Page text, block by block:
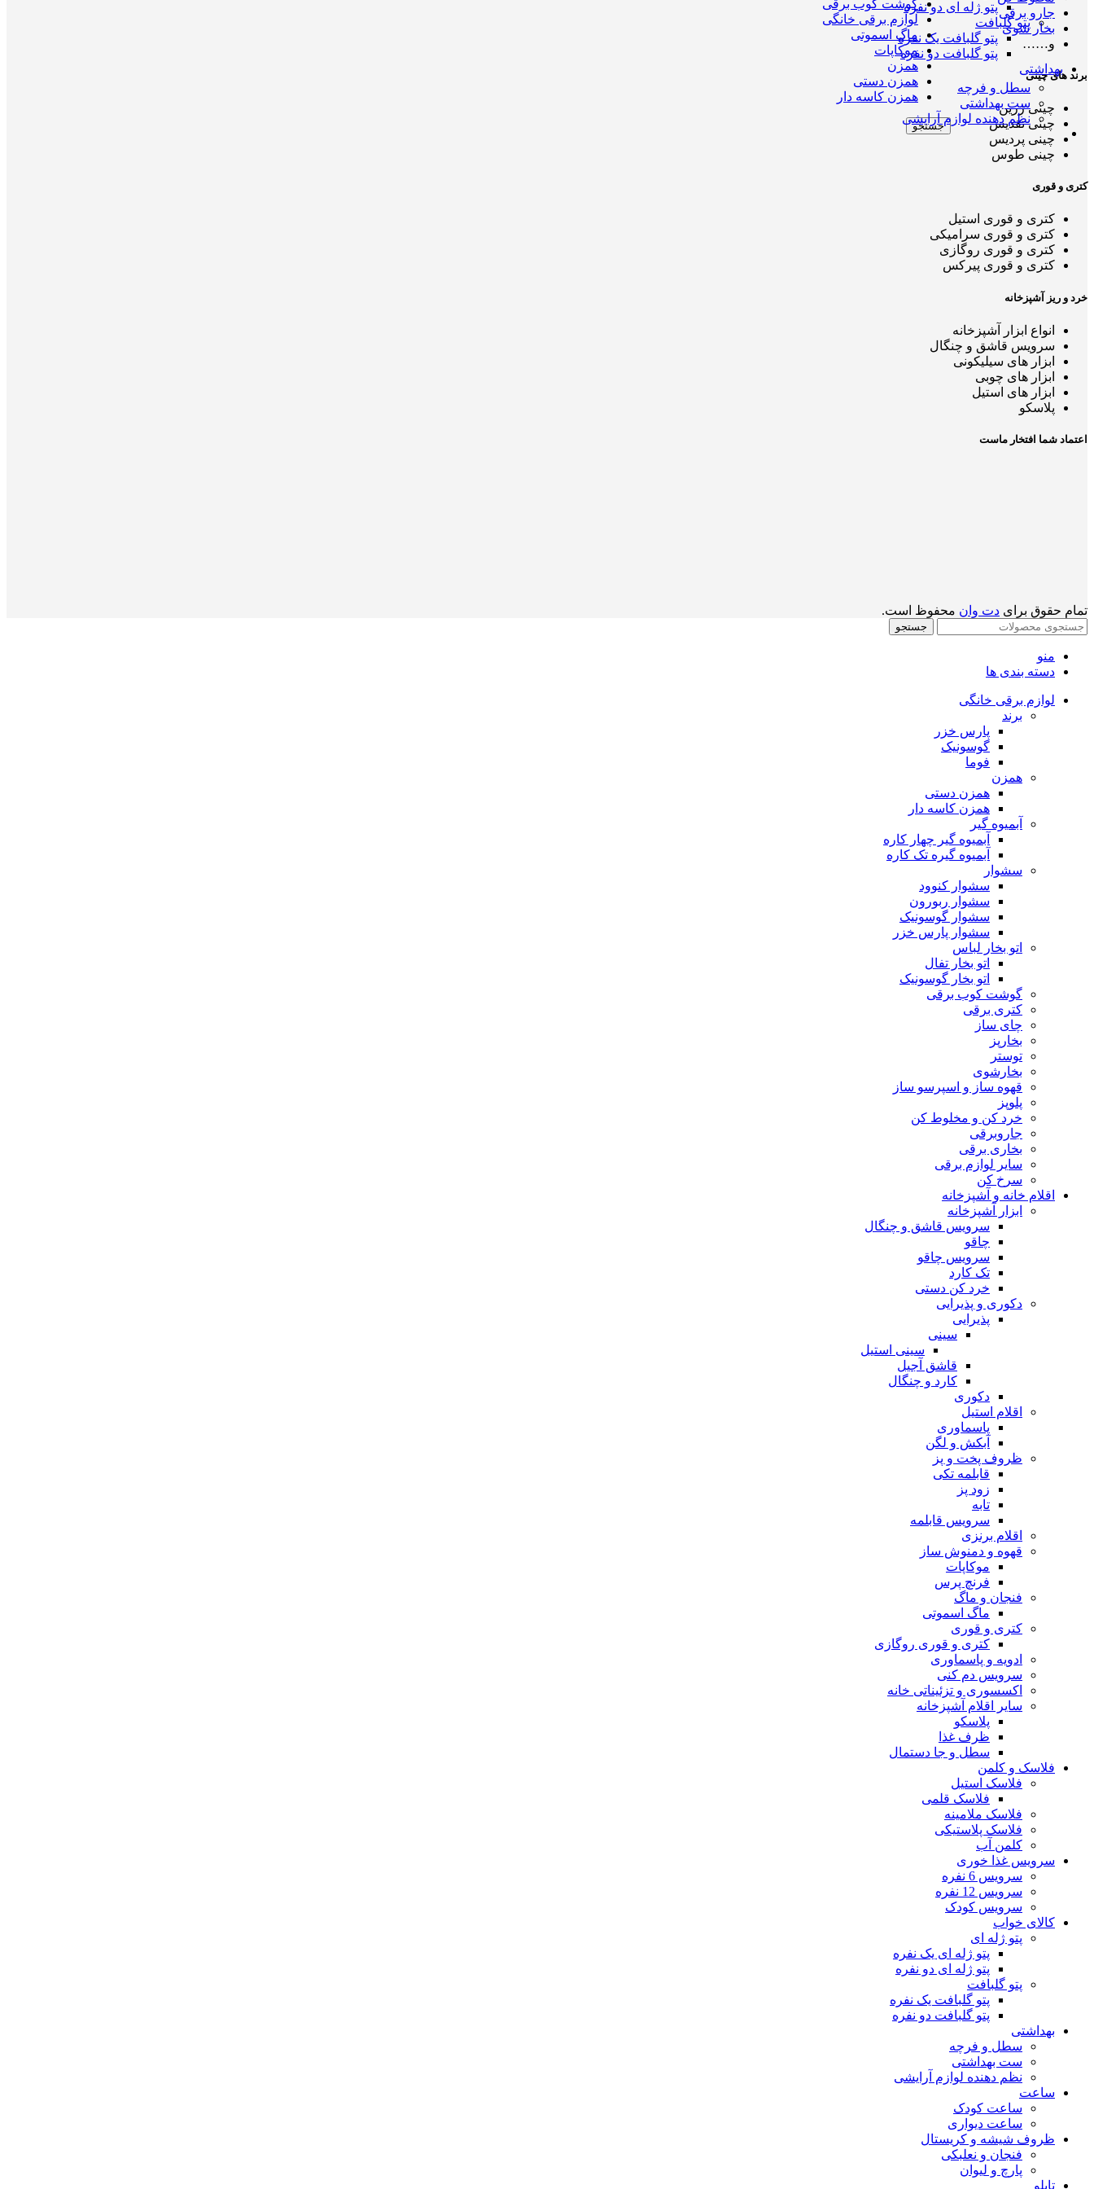
گوشت کوب برقی
لوازم برقی خانگی
ماگ اسموتی
موکاپات
همزن
همزن دستی
همزن کاسه دار
جستجو
پتو ژله ای دو نفره
پتو گلبافت
پتو گلبافت یک نفره
پتو گلبافت دو نفره
بهداشتی
سطل و فرچه
ست بهداشتی
نظم دهنده لوازم آرایشی
جارو برقی
بخار شوی
و……
برند های چینی
چینی زرین
چینی تقدیس
چینی پردیس
چینی طوس
کتری و قوری
کتری و قوری استیل
کتری و قوری سرامیکی
کتری و قوری روگازی
کتری و قوری پیرکس
خرد و ریز آشپزخانه
انواع ابزار آشپزخانه
سرویس قاشق و چنگال
ابزار های سیلیکونی
ابزار های چوبی
ابزار های استیل
پلاسکو
اعتماد شما افتخار ماست
تمام حقوق برای دت وان محفوظ است.
جستجو
منو
دسته بندی ها
لوازم برقی خانگی
برند
پارس خزر
گوسونیک
فوما
همزن
همزن دستی
همزن کاسه دار
آبمیوه گیر
آبمیوه گیر چهار کاره
آبمیوه گیره تک کاره
سشوار
سشوار کنوود
سشوار ربورون
سشوار گوسونیک
سشوار پارس خزر
اتو بخار لباس
اتو بخار تفال
اتو بخار گوسونیک
گوشت کوب برقی
کتری برقی
چای ساز
بخارپز
توستر
بخارشوی
قهوه ساز و اسپرسو ساز
پلوپز
خرد کن و مخلوط کن
جاروبرقی
بخاری برقی
سایر لوازم برقی
سرخ کن
اقلام خانه و آشپزخانه
ابزار آشپزخانه
سرویس قاشق و چنگال
چاقو
سرویس چاقو
تک کارد
خرد کن دستی
دکوری و پذیرایی
پذیرایی
سینی
سینی استیل
قاشق آجیل
کارد و چنگال
دکوری
اقلام استیل
پاسماوری
آبکش و لگن
ظروف پخت و پز
قابلمه تکی
زود پز
تابه
سرویس قابلمه
اقلام برنزی
قهوه و دمنوش ساز
موکاپات
فرنچ پرس
فنجان و ماگ
ماگ اسموتی
کتری و قوری
کتری و قوری روگازی
ادویه و پاسماوری
سرویس دم کنی
اکسسوری و تزئیناتی خانه
سایر اقلام آشپزخانه
پلاسکو
ظرف غذا
سطل و جا دستمال
فلاسک و کلمن
فلاسک استیل
فلاسک قلمی
فلاسک ملامینه
فلاسک پلاستیکی
کلمن آب
سرویس غذا خوری
سرویس 6 نفره
سرویس 12 نفره
سرویس کودک
کالای خواب
پتو ژله ای
پتو ژله ای یک نفره
پتو ژله ای دو نفره
پتو گلبافت
پتو گلبافت یک نفره
پتو گلبافت دو نفره
بهداشتی
سطل و فرچه
ست بهداشتی
نظم دهنده لوازم آرایشی
ساعت
ساعت کودک
ساعت دیواری
ظروف شیشه و کریستال
فنجان و نعلبکی
پارچ و لیوان
تابلو